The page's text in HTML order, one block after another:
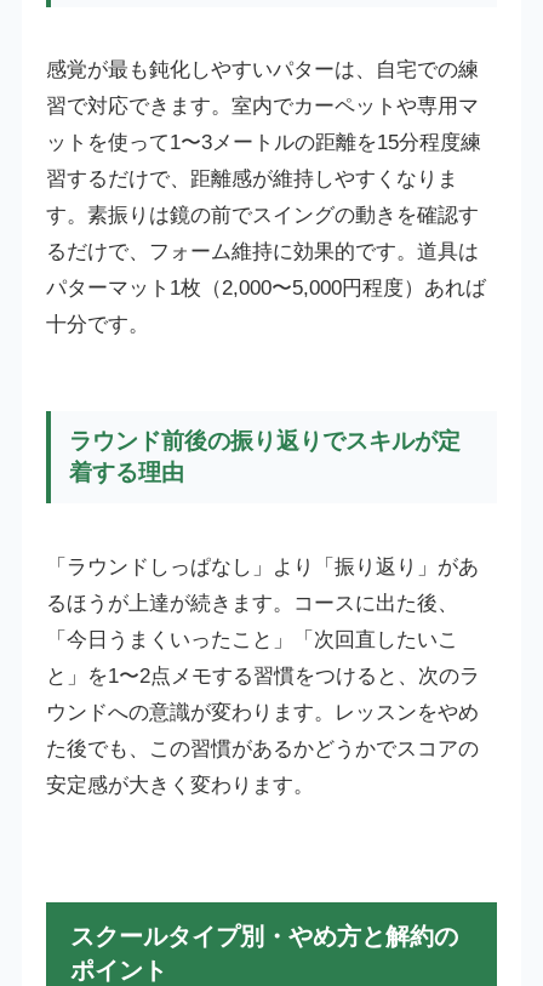
感覚が最も鈍化しやすいパターは、自宅での練
習で対応できます。室内でカーペットや専用マ
ットを使って1〜3メートルの距離を15分程度練
習するだけで、距離感が維持しやすくなりま
す。素振りは鏡の前でスイングの動きを確認す
るだけで、フォーム維持に効果的です。道具は
パターマット1枚（2,000〜5,000円程度）あれば
十分です。
ラウンド前後の振り返りでスキルが定
着する理由
「ラウンドしっぱなし」より「振り返り」があ
るほうが上達が続きます。コースに出た後、
「今日うまくいったこと」「次回直したいこ
と」を1〜2点メモする習慣をつけると、次のラ
ウンドへの意識が変わります。レッスンをやめ
た後でも、この習慣があるかどうかでスコアの
安定感が大きく変わります。
スクールタイプ別・やめ方と解約の
ポイント